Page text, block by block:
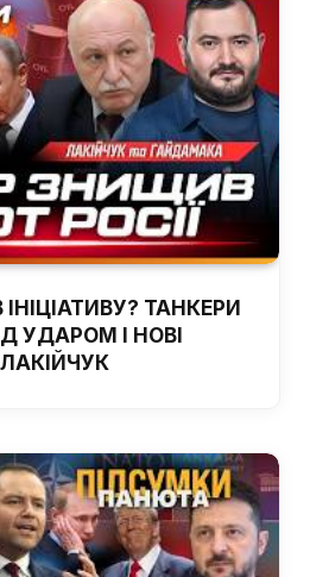
ТАНКЕРИ
УДАРОМ І НОВІ